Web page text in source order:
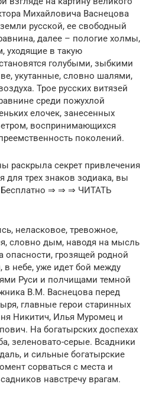
Михайловича Васнецова
русской, ее свободный
далее – пологие холмы,
уходящие в такую
голубыми, зыбкими
укутанные, словно шалями,
Трое русских витязей
среди пожухлой
елочек, занесенных
воспринимающихся
поколений.
раскрыла секрет привлечения
для трех знаков зодиака, вы
Бесплатно ⇒ ⇒ ⇒ ЧИТАТЬ
неласковое, тревожное,
словно дым, наводя на мысль
опасности, грозящей родной
небе, уже идет бой между
Руси и полчищами темной
В.М. Васнецова перед
главные герои старинных
Никитич, Илья Муромец и
На богатырских доспехах
зеленовато-серые. Всадники
и сильные богатырские
сорваться с места и
навстречу врагам.